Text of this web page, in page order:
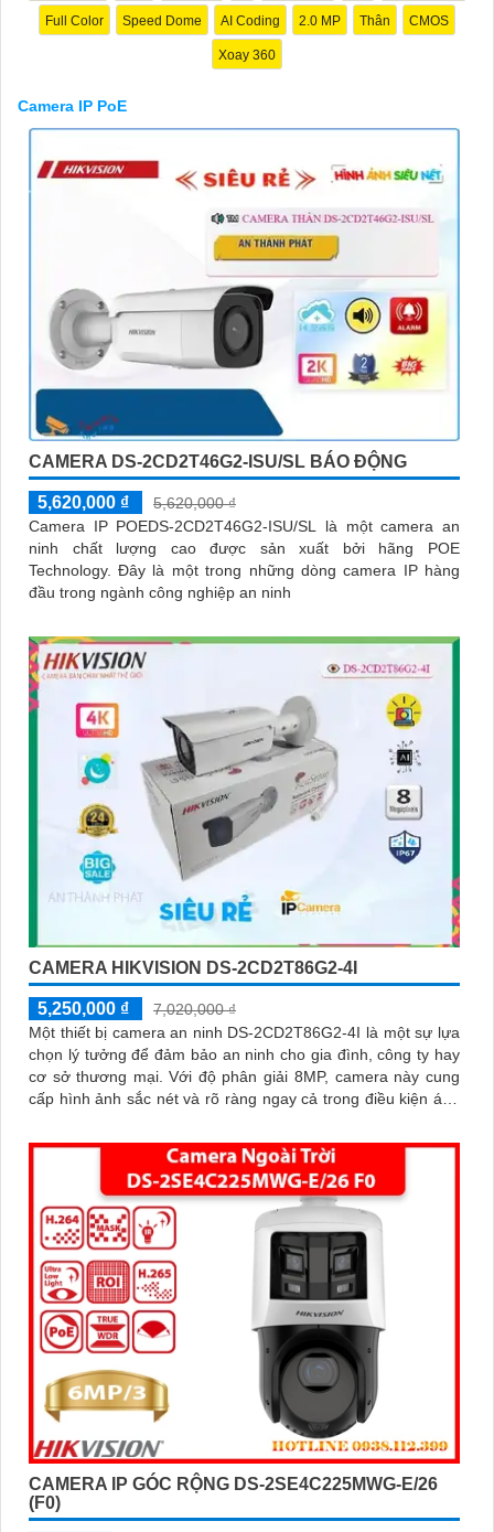
Full Color Speed Dome AI Coding 2.0 MP Thân CMOS
Xoay 360
Camera IP PoE
CAMERA DS-2CD2T46G2-ISU/SL BÁO ĐỘNG
5,620,000 ₫
5,620,000 ₫
Camera IP POEDS-2CD2T46G2-ISU/SL là một camera an
ninh chất lượng cao được sản xuất bởi hãng POE
Technology. Đây là một trong những dòng camera IP hàng
đầu trong ngành công nghiệp an ninh
CAMERA HIKVISION DS-2CD2T86G2-4I
5,250,000 ₫
7,020,000 ₫
Một thiết bị camera an ninh DS-2CD2T86G2-4I là một sự lựa
chọn lý tưởng để đảm bảo an ninh cho gia đình, công ty hay
cơ sở thương mại. Với độ phân giải 8MP, camera này cung
cấp hình ảnh sắc nét và rõ ràng ngay cả trong điều kiện ánh
CAMERA IP GÓC RỘNG DS-2SE4C225MWG-E/26
(F0)